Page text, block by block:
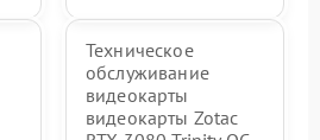
Техническое
обслуживание
видеокарты
видеокарты Zotac